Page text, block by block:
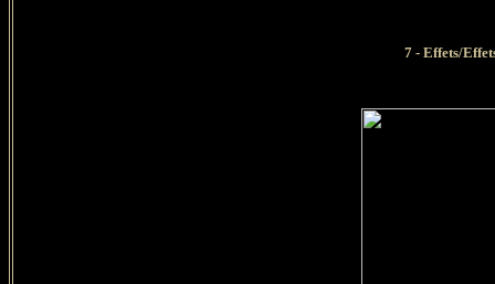
7 - Effets/